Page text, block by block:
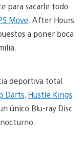
para sacarle todo
Move . After Hours
a poner boca
deportiva total
Darts, Hustle Kings
único Blu-ray Disc